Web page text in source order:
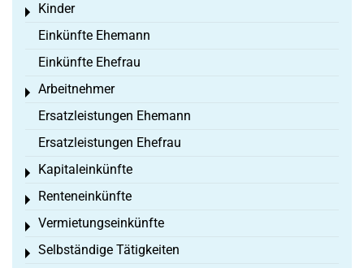
Kinder
Toggle menu
Einkünfte Ehemann
Einkünfte Ehefrau
Arbeitnehmer
Toggle menu
Ersatzleistungen Ehemann
Ersatzleistungen Ehefrau
Kapitaleinkünfte
Toggle menu
Renteneinkünfte
Toggle menu
Vermietungseinkünfte
Toggle menu
Selbständige Tätigkeiten
Toggle menu